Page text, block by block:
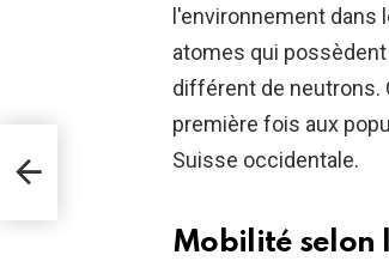
l'environnement dans
atomes qui
différent de neutrons.
première fois aux
Suisse occidentale.
Mobilité selon